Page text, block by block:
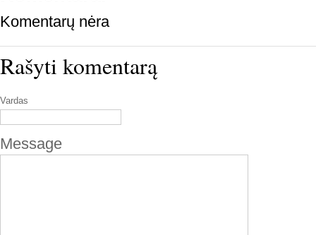
Komentarų nėra
Rašyti komentarą
Vardas
Message